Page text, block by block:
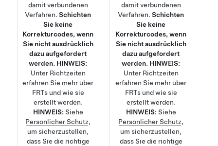
damit verbundenen
Verfahren.Schichten
Sie keine
Korrekturcodes, wenn
Sie nicht ausdrücklich
dazu aufgefordert
werden. HINWEIS:
Unter Richtzeiten
erfahren Sie mehr über
FRTs und wie sie
erstellt werden.
HINWEIS: Siehe
Persönlicher Schutz,
um sicherzustellen,
dass Sie die richtige
damit verbundenen
Verfahren.Schichten
Sie keine
Korrekturcodes, wenn
Sie nicht ausdrücklich
dazu aufgefordert
werden. HINWEIS:
Unter Richtzeiten
erfahren Sie mehr über
FRTs und wie sie
erstellt werden.
HINWEIS: Siehe
Persönlicher Schutz,
um sicherzustellen,
dass Sie die richtige